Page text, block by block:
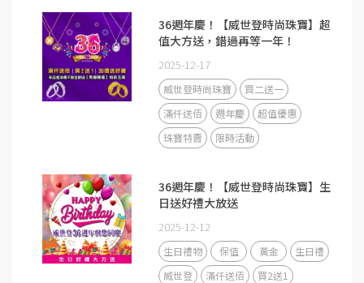
36週年慶！【威世登時尚珠寶】超
值大方送，錯過再等一年！
2025-12-17
威世登時尚珠寶
買二送一
滿仟送佰
週年慶
超值優惠
珠寶特賣
限時活動
36週年慶！【威世登時尚珠寶】生
日送好禮大放送
2025-12-12
生日禮物 保值 黃金
生日禮
威世登
滿仟送佰
買2送1